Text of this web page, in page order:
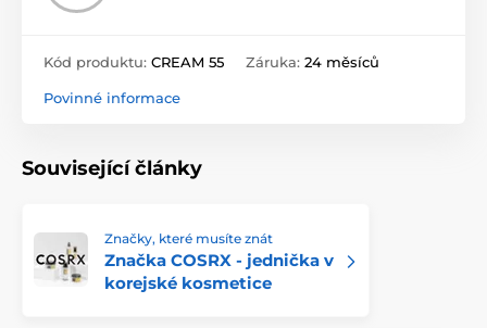
Kód produktu: CREAM 55 Záruka: 24 měsíců
Povinné informace
Související články
Značky, které musíte znát
Značka COSRX - jednička v
korejské kosmetice